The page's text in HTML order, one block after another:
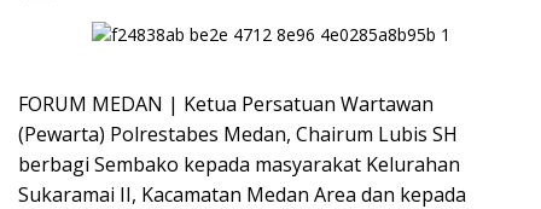
FORUM MEDAN | Ketua Persatuan Wartawan
(Pewarta) Polrestabes Medan, Chairum Lubis SH
berbagi Sembako kepada masyarakat Kelurahan
Sukaramai II, Kacamatan Medan Area dan kepada